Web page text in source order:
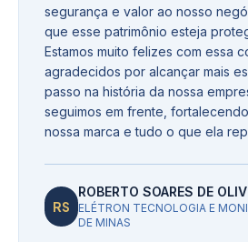
segurança e valor ao nosso
que esse patrimônio esteja
Estamos muito felizes com essa
agradecidos por alcançar mais
passo na história da nossa
seguimos em frente,
nossa marca e tudo o que ela
RS
ROBERTO SOARES DE
ELÉTRON TECNOLOGIA E
DE MINAS